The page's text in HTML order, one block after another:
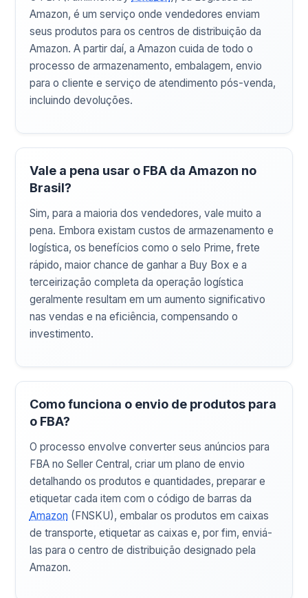
Amazon, é um serviço onde vendedores enviam
seus produtos para os centros de distribuição da
Amazon. A partir daí, a Amazon cuida de todo o
processo de armazenamento, embalagem, envio
para o cliente e serviço de atendimento pós-venda,
incluindo devoluções.
Vale a pena usar o FBA da Amazon no
Brasil?
Sim, para a maioria dos vendedores, vale muito a
pena. Embora existam custos de armazenamento e
logística, os benefícios como o selo Prime, frete
rápido, maior chance de ganhar a Buy Box e a
terceirização completa da operação logística
geralmente resultam em um aumento significativo
nas vendas e na eficiência, compensando o
investimento.
Como funciona o envio de produtos para
o FBA?
O processo envolve converter seus anúncios para
FBA no Seller Central, criar um plano de envio
detalhando os produtos e quantidades, preparar e
etiquetar cada item com o código de barras da
Amazon (FNSKU), embalar os produtos em caixas
de transporte, etiquetar as caixas e, por fim, enviá-
las para o centro de distribuição designado pela
Amazon.